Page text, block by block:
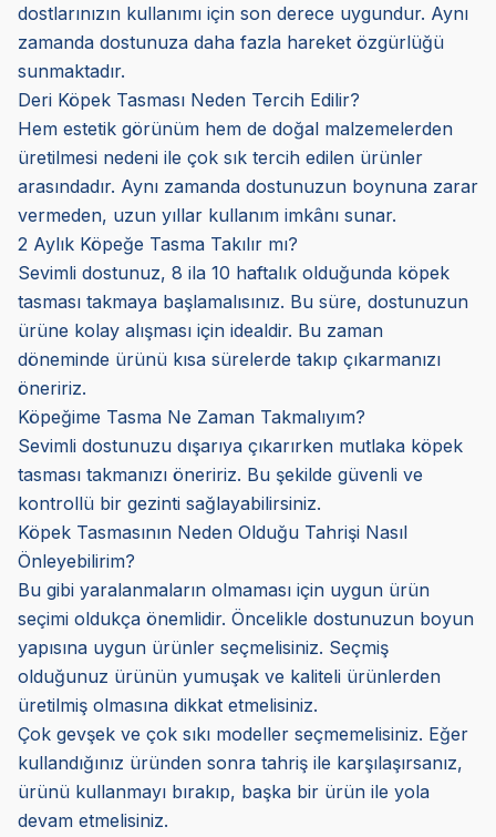
dostlarınızın kullanımı için son derece uygundur. Aynı
zamanda dostunuza daha fazla hareket özgürlüğü
sunmaktadır.
Deri Köpek Tasması Neden Tercih Edilir?
Hem estetik görünüm hem de doğal malzemelerden
üretilmesi nedeni ile çok sık tercih edilen ürünler
arasındadır. Aynı zamanda dostunuzun boynuna zarar
vermeden, uzun yıllar kullanım imkânı sunar.
2 Aylık Köpeğe Tasma Takılır mı?
Sevimli dostunuz, 8 ila 10 haftalık olduğunda köpek
tasması takmaya başlamalısınız. Bu süre, dostunuzun
ürüne kolay alışması için idealdir. Bu zaman
döneminde ürünü kısa sürelerde takıp çıkarmanızı
öneririz.
Köpeğime Tasma Ne Zaman Takmalıyım?
Sevimli dostunuzu dışarıya çıkarırken mutlaka köpek
tasması takmanızı öneririz. Bu şekilde güvenli ve
kontrollü bir gezinti sağlayabilirsiniz.
Köpek Tasmasının Neden Olduğu Tahrişi Nasıl
Önleyebilirim?
Bu gibi yaralanmaların olmaması için uygun ürün
seçimi oldukça önemlidir. Öncelikle dostunuzun boyun
yapısına uygun ürünler seçmelisiniz. Seçmiş
olduğunuz ürünün yumuşak ve kaliteli ürünlerden
üretilmiş olmasına dikkat etmelisiniz.
Çok gevşek ve çok sıkı modeller seçmemelisiniz. Eğer
kullandığınız üründen sonra tahriş ile karşılaşırsanız,
ürünü kullanmayı bırakıp, başka bir ürün ile yola
devam etmelisiniz.